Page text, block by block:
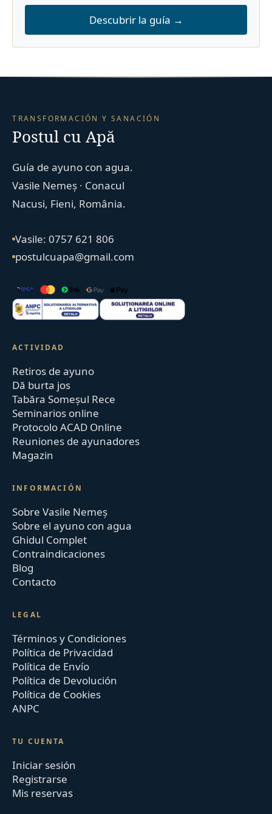
Descubrir la guía →
TRANSFORMACIÓN Y SANACIÓN
Postul cu Apă
Guía de ayuno con agua.
Vasile Nemeș · Conacul
Nacusi, Fieni, România.
Vasile: 0757 621 806
postulcuapa@gmail.com
ACTIVIDAD
Retiros de ayuno
Dă burta jos
Tabăra Someșul Rece
Seminarios online
Protocolo ACAD Online
Reuniones de ayunadores
Magazin
INFORMACIÓN
Sobre Vasile Nemeș
Sobre el ayuno con agua
Ghidul Complet
Contraindicaciones
Blog
Contacto
LEGAL
Términos y Condiciones
Política de Privacidad
Política de Envío
Política de Devolución
Política de Cookies
ANPC
TU CUENTA
Iniciar sesión
Registrarse
Mis reservas